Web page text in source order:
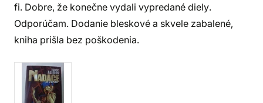
fi. Dobre, že konečne vydali vypredané diely.
Odporúčam. Dodanie bleskové a skvele zabalené,
kniha prišla bez poškodenia.